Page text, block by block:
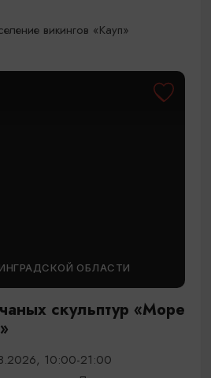
викингов «Кауп»
ОБЛАСТИ
скульптур «Море
10:00-21:00